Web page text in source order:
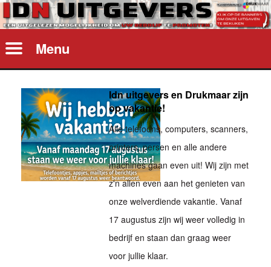
Menu
Idn uitgevers en Drukmaar zijn
op vakantie!
Alle telefoons, computers, scanners,
printers, persen en alle andere
machines gaan even uit! Wij zijn met
z'n allen even aan het genieten van
onze welverdiende vakantie. Vanaf
17 augustus zijn wij weer volledig in
bedrijf en staan dan graag weer
voor jullie klaar.